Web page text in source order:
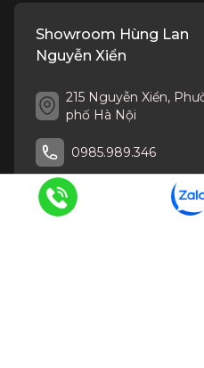
Showroom Hùng Lan
Nguyễn Xiển
215 Nguyễn Xiển,
phố Hà Nội
0985.989.346